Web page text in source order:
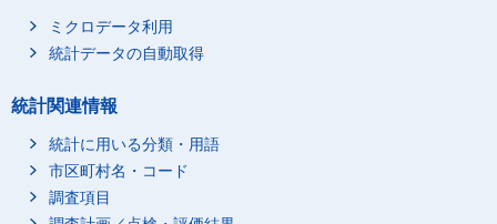
ミクロデータ利用
統計データの自動取得
統計関連情報
統計に用いる分類・用語
市区町村名・コード
調査項目